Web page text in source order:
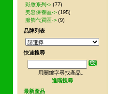
彩妝系列-> (77)
美容保養區-> (195)
服飾代買區-> (9)
品牌列表
快速搜尋
用關鍵字尋找產品。
進階搜尋
最新產品